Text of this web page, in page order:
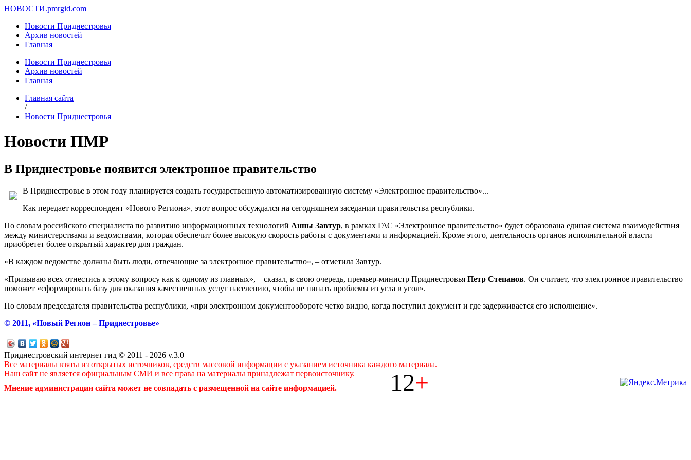
НОВОСТИ.pmrgid.com
Новости Приднестровья
Архив новостей
Главная
Новости Приднестровья
Архив новостей
Главная
Главная сайта
/
Новости Приднестровья
Новости ПМР
В Приднестровье появится электронное правительство
В Приднестровье в этом году планируется создать государственную автоматизированную систему «Электронное правительство»...
Как передает корреспондент «Нового Региона», этот вопрос обсуждался на сегодняшнем заседании правительства республики.
По словам российского специалиста по развитию информационных технологий Анны Завтур, в рамках ГАС «Электронное правительство» будет образована единая система взаимодействия
между министерствами и ведомствами, которая обеспечит более высокую скорость работы с документами и информацией. Кроме этого, деятельность органов исполнительной власти
приобретет более открытый характер для граждан.
«В каждом ведомстве должны быть люди, отвечающие за электронное правительство», – отметила Завтур.
«Призываю всех отнестись к этому вопросу как к одному из главных», – сказал, в свою очередь, премьер-министр Приднестровья Петр Степанов. Он считает, что электронное правительство
поможет «сформировать базу для оказания качественных услуг населению, чтобы не пинать проблемы из угла в угол».
По словам председателя правительства республики, «при электронном документообороте четко видно, когда поступил документ и где задерживается его исполнение».
© 2011, «Новый Регион – Приднестровье»
Приднестровский интернет гид © 2011 - 2026 v.3.0
Все материалы взяты из открытых источников, средств массовой информации с указанием источника каждого материала.
Наш сайт не является официальным СМИ и все права на материалы принадлежат первоисточнику.
Мнение администрации сайта может не совпадать с размещенной на сайте информацией.
12+